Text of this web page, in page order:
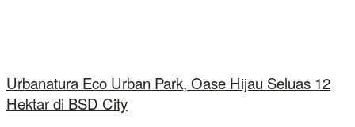
Urbanatura Eco Urban Park, Oase Hijau Seluas 12
Hektar di BSD City